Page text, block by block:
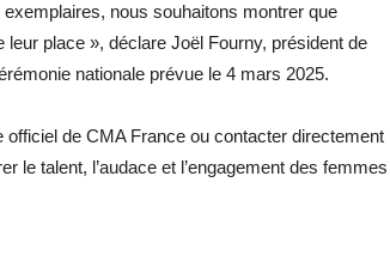
nous souhaitons montrer que
leur place », déclare Joël Fourny, président de
nationale prévue le 4 mars 2025.
de CMA France ou contacter directement
le talent, l’audace et l’engagement des femmes